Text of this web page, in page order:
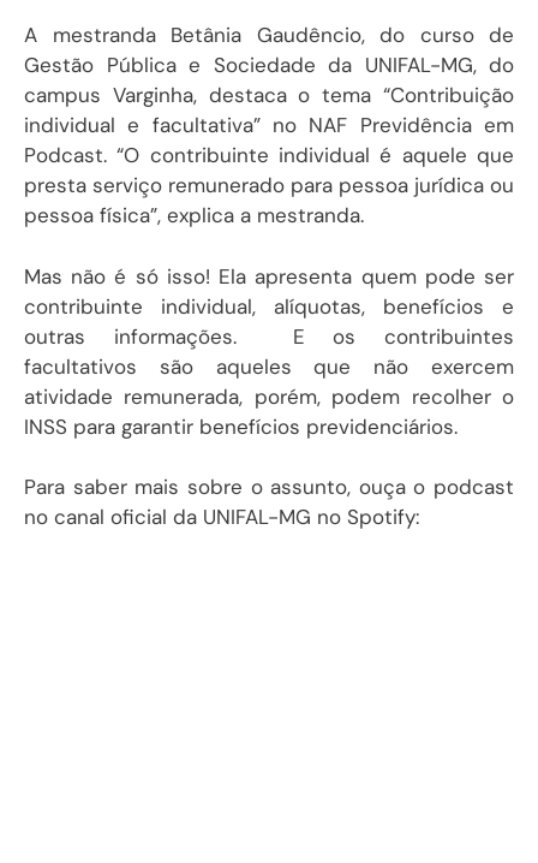
A mestranda Betânia Gaudêncio, do curso de
Gestão Pública e Sociedade da UNIFAL-MG, do
campus Varginha, destaca o tema “Contribuição
individual e facultativa” no NAF Previdência em
Podcast. “O contribuinte individual é aquele que
presta serviço remunerado para pessoa jurídica ou
pessoa física”, explica a mestranda.
Mas não é só isso! Ela apresenta quem pode ser
contribuinte individual, alíquotas, benefícios e
outras informações. E os contribuintes
facultativos são aqueles que não exercem
atividade remunerada, porém, podem recolher o
INSS para garantir benefícios previdenciários.
Para saber mais sobre o assunto, ouça o podcast
no canal oficial da UNIFAL-MG no Spotify: